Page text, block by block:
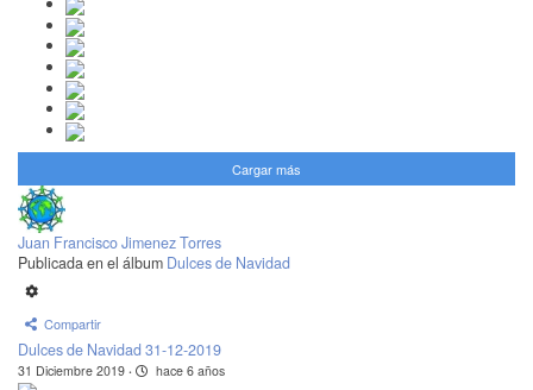
Cargar más
Juan Francisco Jimenez Torres
Publicada en el álbum Dulces de Navidad
Compartir
Dulces de Navidad 31-12-2019
31 Diciembre 2019 · hace 6 años